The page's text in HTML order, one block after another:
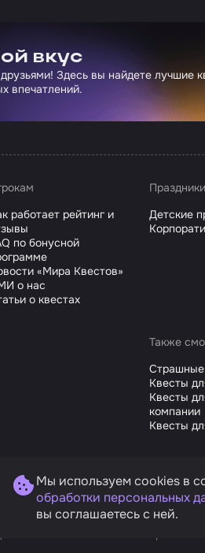
вкус
Здесь вы найдете лучшие
впечатлений.
работает рейтинг и
по бонусной
«Мира Квестов»
о нас
о квестах
Праздники
Детские
Также
Страшные
Квесты
Квесты
компании
Квесты
С», ИНН 9725168751
Мы используем cookies в
обработки персональных
вы соглашаетесь с ней.